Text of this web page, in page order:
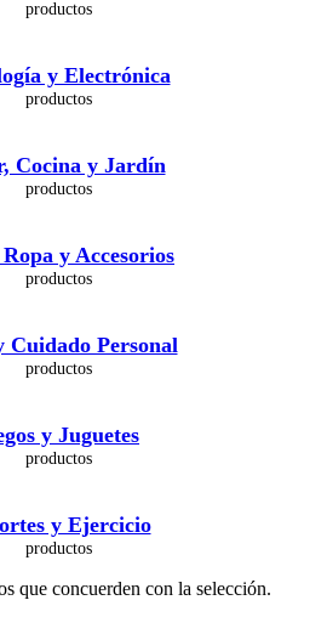
y Electrónica
Cocina y Jardín
y Accesorios
Cuidado Personal
y Juguetes
y Ejercicio
que concuerden con la selección.